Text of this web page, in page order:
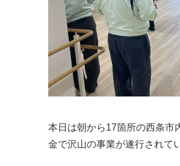
本日は朝から17箇所の西条市
金で沢山の事業が遂行されて